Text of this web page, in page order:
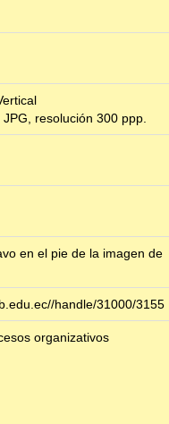
resolución 300 ppp.
en el pie de la imagen de
handle/31000/3155
organizativos